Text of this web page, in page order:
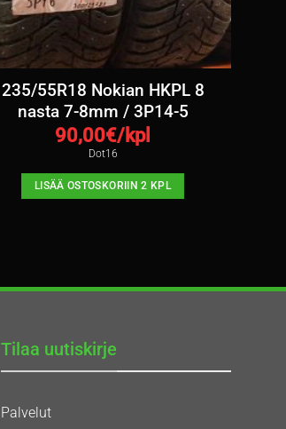
235/55R18 Nokian HKPL 8
nasta 7-8mm / 3P14-5
90,00€/kpl
Dot16
LISÄÄ OSTOSKORIIN 2 KPL
Tilaa uutiskirje
Palvelut